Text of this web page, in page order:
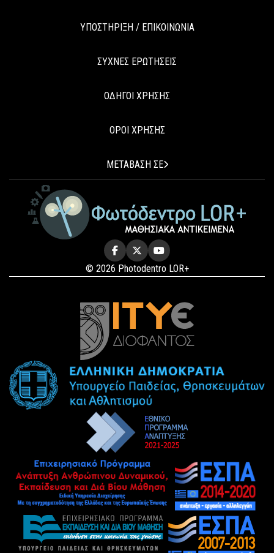
ΥΠΟΣΤΗΡΙΞΗ / ΕΠΙΚΟΙΝΩΝΙΑ
ΣΥΧΝΕΣ ΕΡΩΤΗΣΕΙΣ
ΟΔΗΓΟΙ ΧΡΗΣΗΣ
ΟΡΟΙ ΧΡΗΣΗΣ
ΜΕΤΑΒΑΣΗ ΣΕ
© 2026 Photodentro LOR+